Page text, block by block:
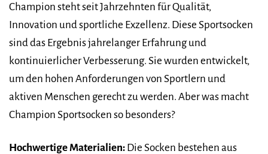
Champion steht seit Jahrzehnten für Qualität,
Innovation und sportliche Exzellenz. Diese Sportsocken
sind das Ergebnis jahrelanger Erfahrung und
kontinuierlicher Verbesserung. Sie wurden entwickelt,
um den hohen Anforderungen von Sportlern und
aktiven Menschen gerecht zu werden. Aber was macht
Champion Sportsocken so besonders?
Hochwertige Materialien: Die Socken bestehen aus